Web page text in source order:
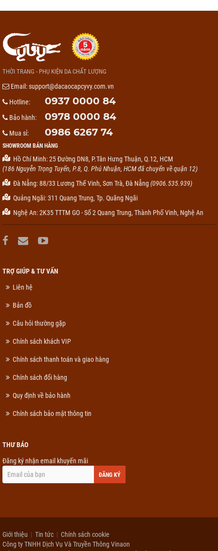
THỜI TRANG - PHỤ KIỆN DA CHẤT LƯỢNG
Email:support@dacaocapcyvy.com.vn
Hotline:
0937 0000 84
Bảo hành: 0978 0000 84
Mua sỉ: 0986 6267 74
SHOWROOM BÁN HÀNG
Hồ Chí Minh: 25 Đường DN8, P.Tân Hưng Thuận, Q.12, HCM
(186 Nguyễn Trọng Tuyển, P.8, Q. Phú Nhuận, HCM đã chuyển về quận 12)
Đà Nẵng: 88/33 Lương Thế Vinh, Sơn Trà, Đà Nẵng (0906.535.939)
Quảng Ngãi: 311 Quang Trung, Tp. Quãng Ngãi
Nghệ An: 2K35 TTTM GO - Số 2 Quang Trung, Thành Phố Vinh, Nghệ An
TRỢ GIÚP & TƯ VẤN
Liên hệ
Bản đồ
Câu hỏi thường gặp
Chính sách khách VIP
Chính sách thanh toán và giao hàng
Chính sách đổi hàng
Quy định về bảo hành
Chính sách bảo mật thông tin
THƯ BÁO
Đăng ký nhận email khuyến mãi
ĐĂNG KÝ
Giới thiệu Tin tức
Chính sách cookie
Công ty TNHH Dịch Vụ Và Truyền Thông Vinaon